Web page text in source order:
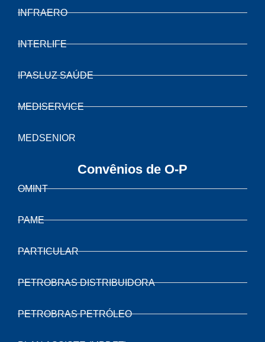
INFRAERO
INTERLIFE
IPASLUZ SAÚDE
MEDISERVICE
MEDSENIOR
Convênios de O-P
OMINT
PAME
PARTICULAR
PETROBRAS DISTRIBUIDORA
PETROBRAS PETRÓLEO